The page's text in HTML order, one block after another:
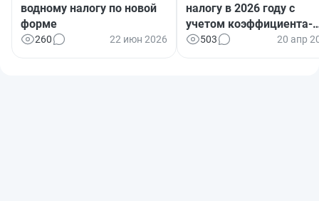
водному налогу по новой
форме
260 22 июн 2026
налогу в 2026 году с
учетом коэффициента-
дефлятора
503 20 апр